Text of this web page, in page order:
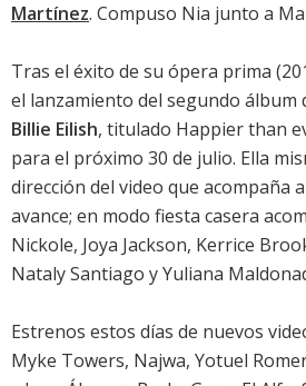
Martínez. Compuso Nia junto a
Tras el éxito de su ópera prima
el lanzamiento del segundo álbum
Billie Eilish, titulado Happier than
para el próximo 30 de julio. Ella
dirección del video que acompaña a
avance; en modo fiesta casera
Nickole, Joya Jackson, Kerrice
Nataly Santiago y Yuliana
Estrenos estos días de nuevos
Myke Towers, Najwa, Yotuel